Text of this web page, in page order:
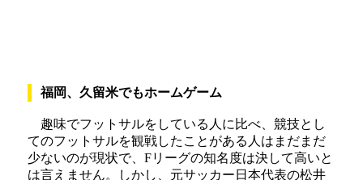
福岡、久留米でもホームゲーム
趣味でフットサルをしている人に比べ、競技とし
てのフットサルを観戦したことがある人はまだまだ
少ないのが現状で、Fリーグの知名度は決して高いと
は言えません。しかし、元サッカー日本代表の松井